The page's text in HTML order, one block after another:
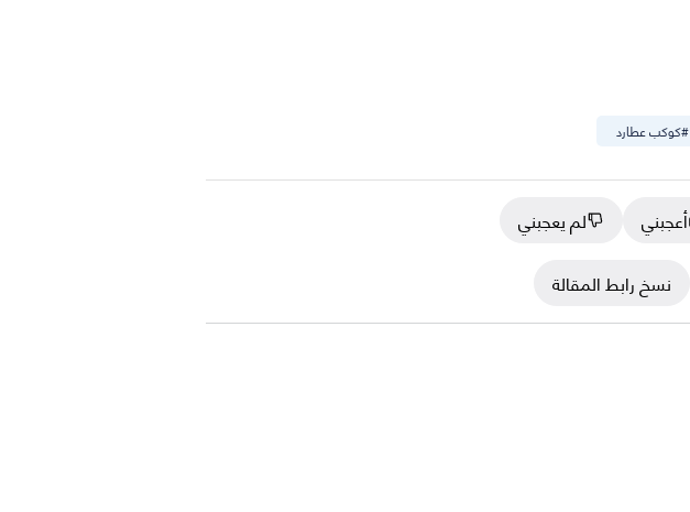
#كوكب عطارد
أعجبني
لم يعجبني
نسخ رابط المقالة